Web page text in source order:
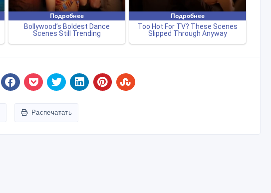
Распечатать